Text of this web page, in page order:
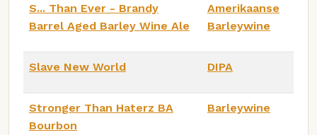
S... Than Ever - Brandy
Barrel Aged Barley Wine Ale
Amerikaanse
Barleywine
Slave New World DIPA
Stronger Than Haterz BA
Bourbon
Barleywine